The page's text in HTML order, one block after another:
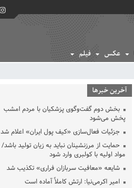
عکس فیلم
آخرین خبرها
بخش دوم گفت‌وگوی پزشکیان با مردم امشب
پخش می‌شود
جزئیات فعال‌سازی «کیف پول ایران» اعلام شد
حمایت از مرزنشینان نباید به زیان تولید باشد/
مواد اولیه با کولبری وارد شود
شایعه «معافیت سربازان فراری» تکذیب شد
امیر اکرمی‌نیا: ارتش کاملاً آماده است